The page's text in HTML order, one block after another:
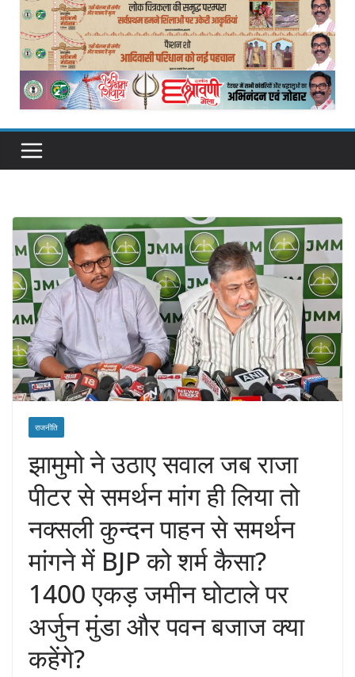
राजनीति
झामुमो ने उठाए सवाल जब राजा
पीटर से समर्थन मांग ही लिया तो
नक्सली कुन्दन पाहन से समर्थन
मांगने में BJP को शर्म कैसा?
1400 एकड़ जमीन घोटाले पर
अर्जुन मुंडा और पवन बजाज क्या
कहेंगे?